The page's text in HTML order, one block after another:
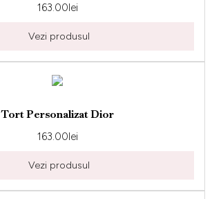
163.00lei
Vezi produsul
Tort Personalizat Dior
163.00lei
Vezi produsul